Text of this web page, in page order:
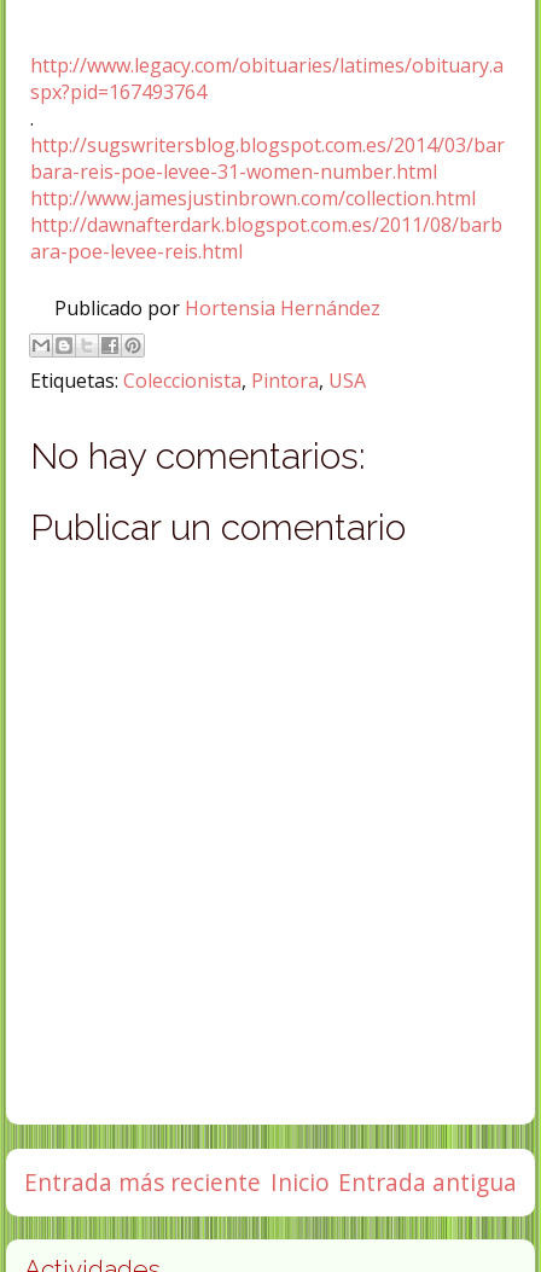
http://www.legacy.com/obituaries/latimes/obituary.a
spx?pid=167493764
.
http://sugswritersblog.blogspot.com.es/2014/03/bar
bara-reis-poe-levee-31-women-number.html
http://www.jamesjustinbrown.com/collection.html
http://dawnafterdark.blogspot.com.es/2011/08/barb
ara-poe-levee-reis.html
Publicado por Hortensia Hernández
Etiquetas: Coleccionista, Pintora, USA
No hay comentarios:
Publicar un comentario
Entrada más reciente Entrada antigua
Inicio